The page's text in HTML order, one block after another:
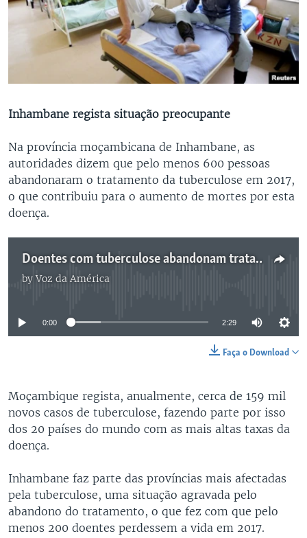
Inhambane regista situação preocupante
Na província moçambicana de Inhambane, as
autoridades dizem que pelo menos 600 pessoas
abandonaram o tratamento da tuberculose em 2017,
o que contribuiu para o aumento de mortes por esta
doença.
Doentes com tuberculose abandonam tratamento em Moçambique
byVoz da América
No media source currently available
0:00 2:29
Faça o Download
Moçambique regista, anualmente, cerca de 159 mil
novos casos de tuberculose, fazendo parte por isso
dos 20 países do mundo com as mais altas taxas da
doença.
Inhambane faz parte das províncias mais afectadas
pela tuberculose, uma situação agravada pelo
abandono do tratamento, o que fez com que pelo
menos 200 doentes perdessem a vida em 2017.